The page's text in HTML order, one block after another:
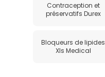
Contraception et
préservatifs Durex
Bloqueurs de lipides
Xls Medical